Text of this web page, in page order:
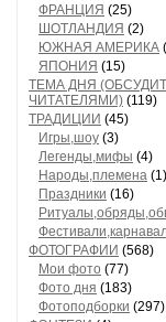
ФРАНЦИЯ (25)
ШОТЛАНДИЯ (2)
ЮЖНАЯ АМЕРИКА
ЯПОНИЯ (15)
ТЕМА ДНЯ
ЧИТАТЕЛЯМИ) (119)
ТРАДИЦИИ (45)
Игры,шоу (3)
Легенды,мифы (4)
Народы,племена (1)
Праздники (16)
ФОТОГРАФИИ (568)
Мои фото (77)
Фото дня (183)
Фотоподборки (297)